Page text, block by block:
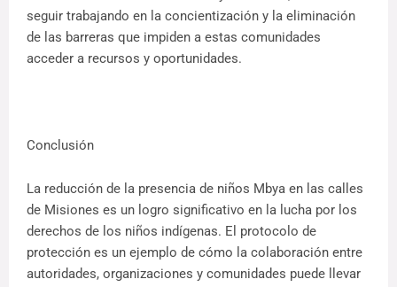
seguir trabajando en la concientización y la eliminación
de las barreras que impiden a estas comunidades
acceder a recursos y oportunidades.
Conclusión
La reducción de la presencia de niños Mbya en las calles
de Misiones es un logro significativo en la lucha por los
derechos de los niños indígenas. El protocolo de
protección es un ejemplo de cómo la colaboración entre
autoridades, organizaciones y comunidades puede llevar